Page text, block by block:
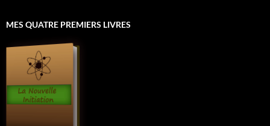
MES QUATRE PREMIERS LIVRES